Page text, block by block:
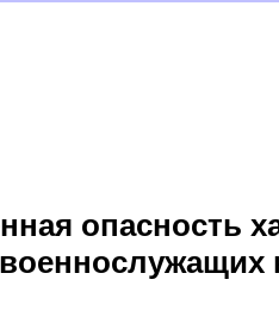
опасность
военнослужащих